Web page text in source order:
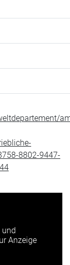
8802-9447-
und
Anzeige